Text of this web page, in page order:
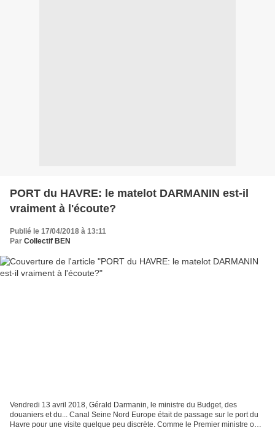
PORT du HAVRE: le matelot DARMANIN est-il
vraiment à l'écoute?
Publié le 17/04/2018 à 13:11
Par Collectif BEN
Vendredi 13 avril 2018, Gérald Darmanin, le ministre du Budget, des
douaniers et du... Canal Seine Nord Europe était de passage sur le port du
Havre pour une visite quelque peu discrète. Comme le Premier ministre ou